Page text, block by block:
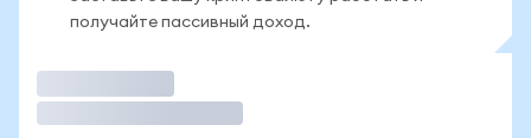
получайте пассивный доход.